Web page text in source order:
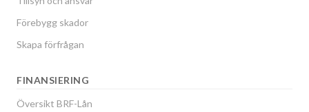
Förebygg skador
Skapa förfrågan
FINANSIERING
Översikt BRF-Lån